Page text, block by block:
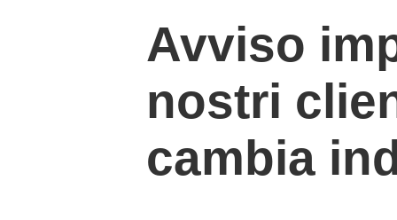
Avviso
nostri
cambia